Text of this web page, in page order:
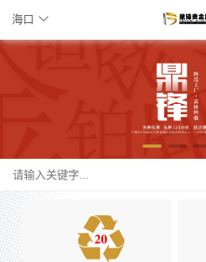
海口